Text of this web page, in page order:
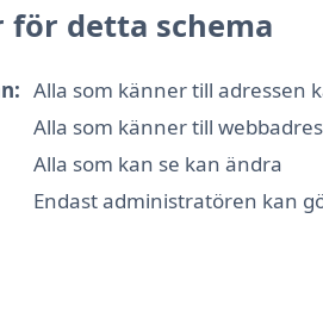
detta schema
Alla som känner till adressen
Alla som känner till
Alla som kan se kan ändra
Endast administratören kan